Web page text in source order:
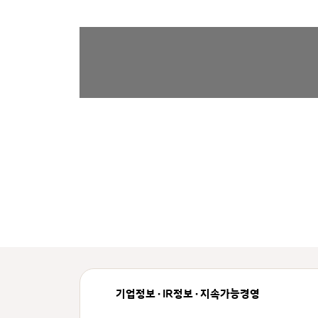
기업정보 · IR정보 · 지속가능경영